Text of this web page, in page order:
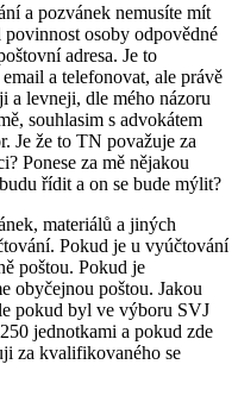
a pozvánek nemusíte mít
osoby odpovědné
adresa. Je to
a telefonovat, ale právě
a levneji, dle mého názoru
souhlasim s advokátem
Je že to TN považuje za
Ponese za mě nějakou
řídit a on se bude mýlit?
materiálů a jiných
Pokud je u vyúčtování
poštou. Pokud je
obyčejnou poštou. Jakou
pokud byl ve výboru SVJ
jednotkami a pokud zde
za kvalifikovaného se